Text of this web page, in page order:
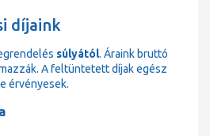
díjaink
súlyától. Áraink bruttó
A feltüntetett díjak egész
érvényesek.